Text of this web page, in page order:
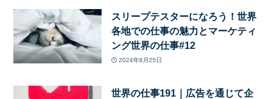
スリープテスターになろう！世界
各地での仕事の魅力とマーケティ
ング世界の仕事#12
2024年8月25日
世界の仕事191｜広告を通じて企